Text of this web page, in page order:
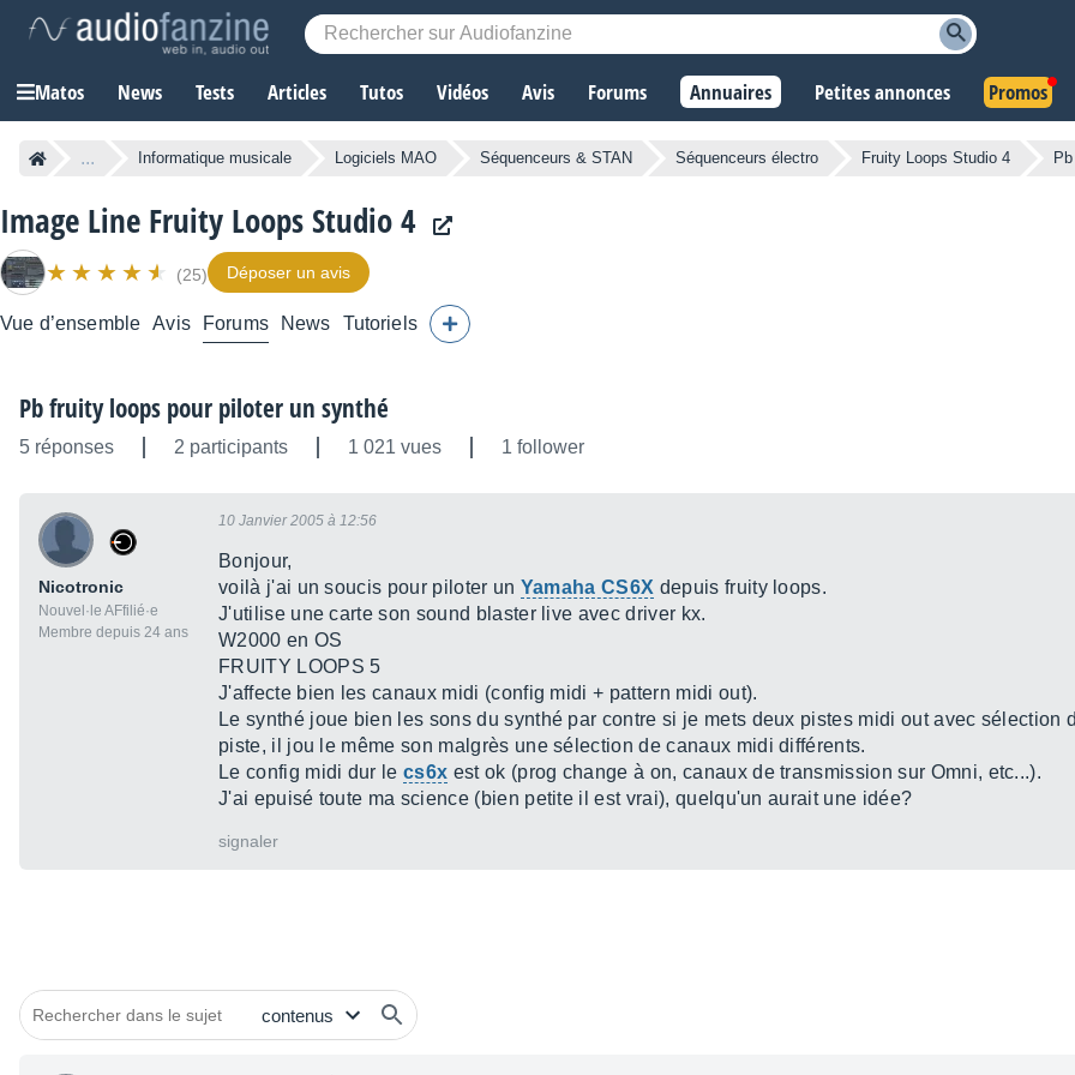
Matos News Tests Articles Tutos Vidéos Avis Forums Annuaires Petites annonces Promos
... Informatique musicale Logiciels MAO Séquenceurs & STAN Séquenceurs électro Fruity Loops Studio 4
Image Line Fruity Loops Studio 4
(25) Déposer un avis
Vue d’ensemble Avis Forums News Tutoriels
Pb fruity loops pour piloter un synthé
5 réponses 2 participants 1 021 vues 1 follower
Nicotronic
Nouvel·le AFfilié·e
Membre depuis 24 ans
10 Janvier 2005 à 12:56
Bonjour,
voilà j'ai un soucis pour piloter un Yamaha CS6X depuis fruity loops.
J'utilise une carte son sound blaster live avec driver kx.
W2000 en OS
FRUITY LOOPS 5
J'affecte bien les canaux midi (config midi + pattern midi out).
Le synthé joue bien les sons du synthé par contre si je mets deux pistes midi out avec sélection
piste, il jou le même son malgrès une sélection de canaux midi différents.
Le config midi dur lecs6x est ok (prog change à on, canaux de transmission sur Omni, etc...).
J'ai epuisé toute ma science (bien petite il est vrai), quelqu'un aurait une idée?
signaler